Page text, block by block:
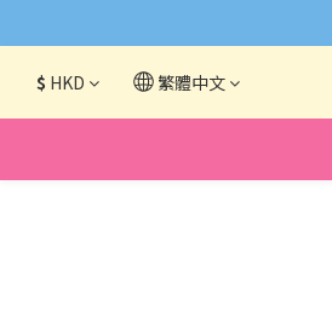
$ HKD 繁體中文